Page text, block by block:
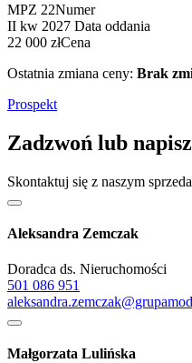
MPZ 22Numer
II kw 2027 Data oddania
22 000 złCena
Ostatnia zmiana ceny: Brak
Prospekt
Zadzwoń lub napisz
Skontaktuj się z naszym
Aleksandra Zemczak
Doradca ds. Nieruchomości
501 086 951
Małgorzata Lulińska